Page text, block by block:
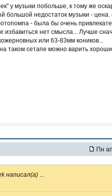
у музыки побольше, к тому же
большой недостаток музыки -
- была бы очень
избавиться нет смысла... Лучше
или 63-83мм коников...
таком сетапе можно варить
Пн
написал(а)